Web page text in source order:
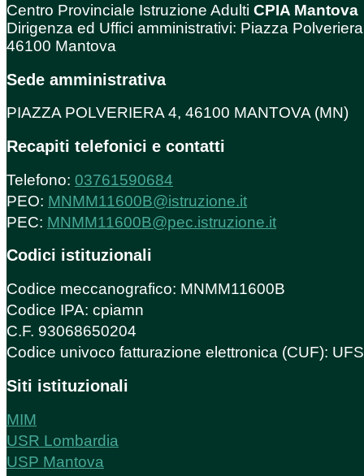
Centro Provinciale Istruzione Adulti CPIA Mantova
Dirigenza ed Uffici amministrativi: Piazza
46100 Mantova
Sede amministrativa
PIAZZA POLVERIERA 4, 46100 MANTOVA (MN)
Recapiti telefonici e contatti
Telefono: 03761590684
PEO: MNMM11600B@istruzione.it
PEC: MNMM11600B@pec.istruzione.it
Codici istituzionali
Codice meccanografico: MNMM11600B
Codice IPA: cpiamn
C.F. 93068650204
Codice univoco fatturazione elettronica (CUF):
Siti istituzionali
MIM
USR Lombardia
USP Mantova